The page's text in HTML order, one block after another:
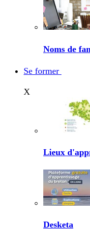
Noms de
Se former
X
Lieux
Desketa